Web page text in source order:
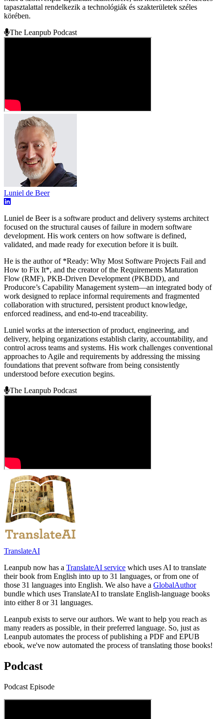
tapasztalattal rendelkezik a technológiák és szakterületek széles
körében.
The Leanpub Podcast
Luniel de Beer
Luniel de Beer is a software product and delivery systems architect
focused on the structural causes of failure in modern software
development. His work centers on how software is defined,
validated, and made ready for execution before it is built.
He is the author of *Ready: Why Most Software Projects Fail and
How to Fix It*, and the creator of the Requirements Maturation
Flow (RMF), PKB-Driven Development (PKBDD), and
Producore’s Capability Management system—an integrated body of
work designed to replace informal requirements and fragmented
collaboration with structured, persistent product knowledge,
enforced readiness, and end-to-end traceability.
Luniel works at the intersection of product, engineering, and
delivery, helping organizations establish clarity, accountability, and
control across teams and systems. His work challenges conventional
approaches to Agile and requirements by addressing the missing
foundations that prevent software from being consistently
understood before execution begins.
The Leanpub Podcast
TranslateAI
Leanpub now has a TranslateAI service which uses AI to translate
their book from English into up to 31 languages, or from one of
those 31 languages into English. We also have a GlobalAuthor
bundle which uses TranslateAI to translate English-language books
into either 8 or 31 languages.
Leanpub exists to serve our authors. We want to help you reach as
many readers as possible, in their preferred language. So, just as
Leanpub automates the process of publishing a PDF and EPUB
ebook, we've now automated the process of translating those books!
Podcast
Podcast Episode